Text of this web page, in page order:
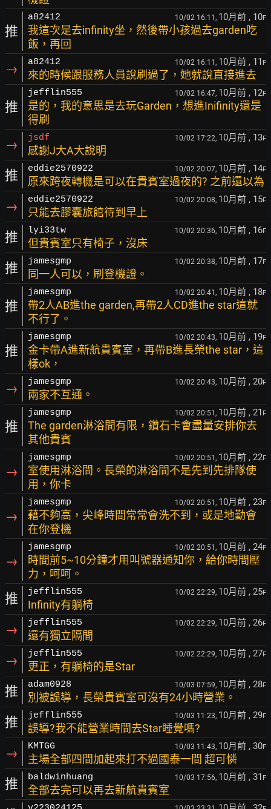
推
a82412 10/02 16:11, 10月前 , 10F
我這次是去infinity坐，然後帶小孩過去garden吃
飯，再回
→ a82412 10/02 16:11, 10月前 , 11 F
來的時候跟服務人員說刷過了，她就說直接進去
推
jefflin555 10/02 16:47, 10月前 , 12F
是的，我的意思是去玩Garden，想進Inifinity還是
得刷
→ jsdf 10/02 17:22, 10月前 , 13F
感謝J大A大說明
推 eddie2570922 10/02 20:07, 10月前 , 14F
原來跨夜轉機是可以在貴賓室過夜的? 之前還以為
→ eddie2570922 10/02 20:08, 10月前 , 15F
只能去膠囊旅館待到早上
推 lyi33tw 10/02 20:36, 10月前 , 16F
但貴賓室只有椅子，沒床
推 jamesgmp 10/02 20:38, 10月前 , 17F
同一人可以，刷登機證。
推
jamesgmp 10/02 20:41, 10月前 , 18F
帶2人AB進the garden,再帶2人CD進the star這就
不行了。
推
jamesgmp 10/02 20:43, 10月前 , 19F
金卡帶A進新航貴賓室，再帶B進長榮the star，這
樣ok，
→ jamesgmp 10/02 20:43, 10月前 , 20F
兩家不互通。
推
jamesgmp 10/02 20:51, 10月前 , 21 F
The garden淋浴間有限，鑽石卡會盡量安排你去
其他貴賓
→
jamesgmp 10/02 20:51, 10月前 , 22F
室使用淋浴間。長榮的淋浴間不是先到先排隊使
用，你卡
→
jamesgmp 10/02 20:51, 10月前 , 23F
藉不夠高，尖峰時間常常會洗不到，或是地勤會
在你登機
→
jamesgmp 10/02 20:51, 10月前 , 24F
時間前5~10分鐘才用叫號器通知你，給你時間壓
力，呵呵。
推 jefflin555 10/02 22:29, 10月前 , 25F
Infinity有躺椅
→ jefflin555 10/02 22:29, 10月前 , 26F
還有獨立隔間
→ jefflin555 10/02 22:29, 10月前 , 27F
更正，有躺椅的是Star
推 adam0928 10/03 07:59, 10月前 , 28F
別被誤導，長榮貴賓室可沒有24小時營業。
推 jefflin555 10/03 11:23, 10月前 , 29F
誤導?我不能營業時間去Star睡覺嗎?
→ KMTGG 10/03 11:43, 10月前 , 30F
主場全部四間加起來打不過國泰一間 超可憐
推 baldwinhuang 10/03 17:56, 10月前 , 31 F
全部去完可以再去新航貴賓室